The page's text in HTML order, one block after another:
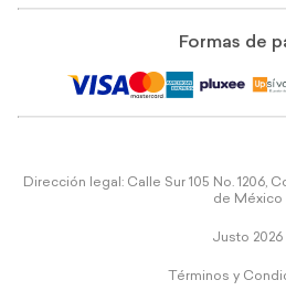
Formas de
Dirección legal: Calle Sur 105 No. 1206,
de México
Justo 2026
Términos y